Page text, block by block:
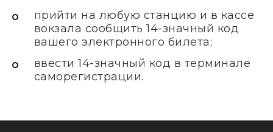
прийти на любую станцию и в кассе
вокзала сообщить 14-значный код
вашего электронного билета;
ввести 14-значный код в терминале
саморегистрации.